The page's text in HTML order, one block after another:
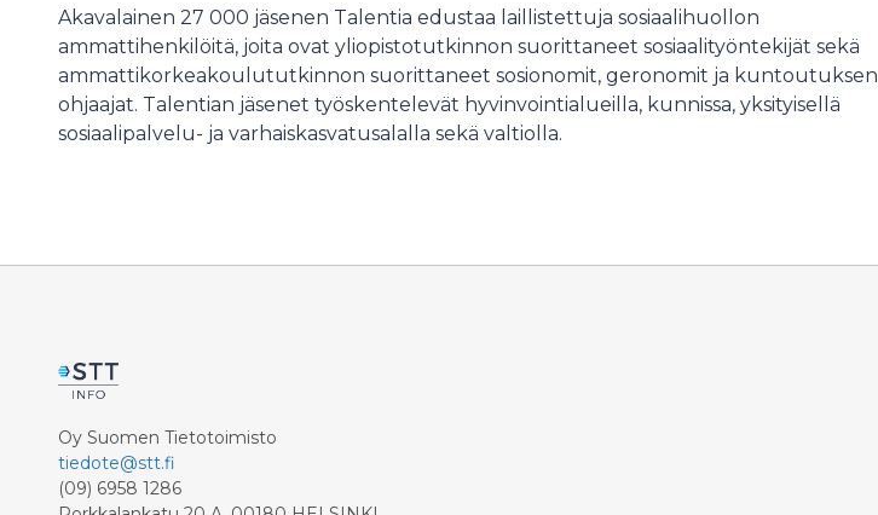
Akavalainen 27 000 jäsenen Talentia edustaa laillistettuja sosiaalihuollon
ammattihenkilöitä, joita ovat yliopistotutkinnon suorittaneet sosiaalityöntekijät sekä
ammattikorkeakoulututkinnon suorittaneet sosionomit, geronomit ja kuntoutuksen
ohjaajat. Talentian jäsenet työskentelevät hyvinvointialueilla, kunnissa, yksityisellä
sosiaalipalvelu- ja varhaiskasvatusalalla sekä valtiolla.
Oy Suomen Tietotoimisto
tiedote@stt.fi
(09) 6958 1286